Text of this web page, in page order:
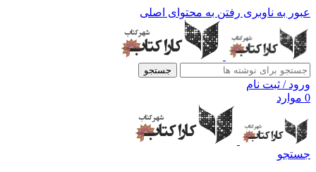
عبور به ناوبری رفتن به محتوای اصلی
جستجو
ورود / ثبت نام
0 موارد
جستجو